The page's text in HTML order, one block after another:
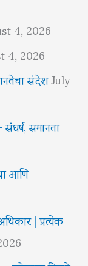
4, 2026
4, 2026
संदेशJuly
समानता
आणि
| प्रत्येक